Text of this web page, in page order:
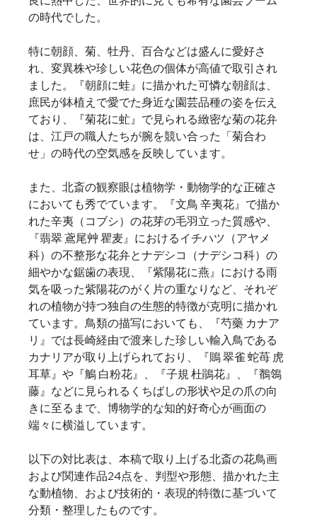
の時代でした。
特に朝顔、菊、牡丹、百合などは盛んに愛好さ
れ、変異株や珍しい花色の個体が高値で取引され
ました。『朝顔に蛙』に描かれた可憐な朝顔は、
庶民が鉢植えで愛でた身近な園芸品種の姿を伝え
ており、『菊花に虻』で見られる緻密な菊の花弁
は、江戸の職人たちが腕を競い合った「菊合わ
せ」の時代の空気感を反映しています。
また、北斎の観察眼は植物学・動物学的な正確さ
においても秀でています。『文鳥 辛夷花』で描か
れた辛夷（コブシ）の花芽の毛羽立った質感や、
『翡翠 鳶尾艸 瞿麦』におけるイチハツ（アヤメ
科）の不整形な花弁とナデシコ（ナデシコ科）の
細やかな鋸歯の表現、『紫陽花に燕』における雨
気を吸った紫陽花のがく片の重なりなど、それぞ
れの植物が持つ独自の生態的特徴が克明に描かれ
ています。鳥類の描写においても、『芍藥 カナア
リ』では長崎経由で渡来した珍しい輸入鳥である
カナリアが取り上げられており、『鵙 翠雀 蛇苺 虎
耳草』や『鵤 白粉花』、『子規 杜鵑花』、『鶺鴒
藤』などに見られるくちばしの形状や足の爪の向
きに至るまで、博物学的な知的好奇心が画面の
端々に横溢しています。
以下の対比表は、本稿で取り上げる北斎の花鳥画
および関連作品24点を、判型や形態、描かれた主
な動植物、および技術的・表現的特徴に基づいて
分類・整理したものです。